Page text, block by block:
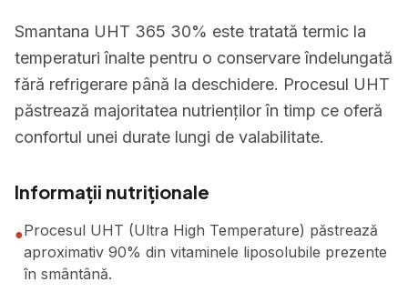
Smantana UHT 365 30% este tratată termic la
temperaturi înalte pentru o conservare îndelungată
fără refrigerare până la deschidere. Procesul UHT
păstrează majoritatea nutrienților în timp ce oferă
confortul unei durate lungi de valabilitate.
Informații nutriționale
●Procesul UHT (Ultra High Temperature) păstrează
aproximativ 90% din vitaminele liposolubile prezente
în smântână.